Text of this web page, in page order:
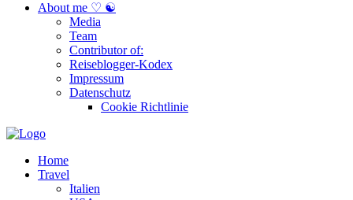
About me ♡ ☯
Media
Team
Contributor of:
Reiseblogger-Kodex
Impressum
Datenschutz
Cookie Richtlinie
Home
Travel
Italien